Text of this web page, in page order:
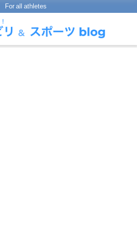
For all athletes